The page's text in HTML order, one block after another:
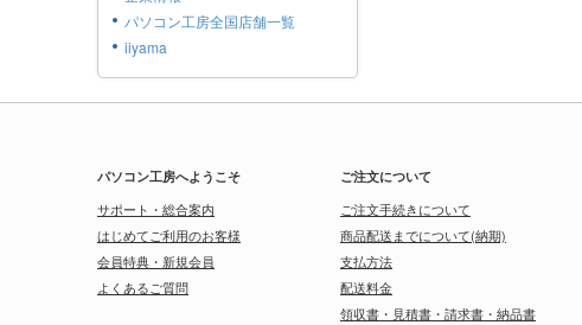
パソコン工房全国店舗一覧
iiyama
パソコン工房へようこそ
サポート・総合案内
はじめてご利用のお客様
会員特典・新規会員
よくあるご質問
ご注文について
ご注文手続きについて
商品配送までについて(納期)
支払方法
配送料金
領収書・見積書・請求書・納品書